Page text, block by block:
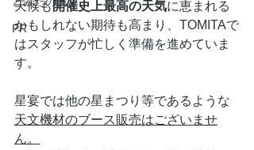
PR
天候も開催史上最高の天気に恵まれる
かもしれない期待も高まり、TOMITAで
はスタッフが忙しく準備を進めていま
す。
星宴では他の星まつり等であるような
天文機材のブース販売はございませ
ん。